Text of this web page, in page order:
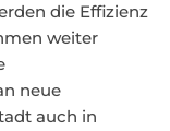
die Effizienz
weiter
neue
auch in